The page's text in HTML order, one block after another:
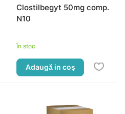
Clostilbegyt 50mg comp.
N10
În stoc
Adaugă in coş